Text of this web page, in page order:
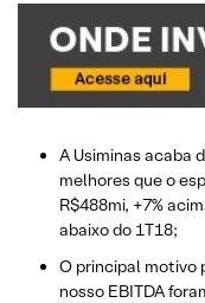
A Usiminas acaba
melhores que o
R$488mi, +7%
abaixo do 1T18;
O principal motivo
nosso EBITDA